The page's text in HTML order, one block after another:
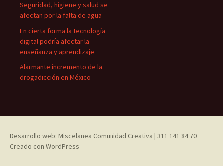
Seguridad, higiene y salud se
afectan por la falta de agua
En cierta forma la tecnología
digital podría afectar la
enseñanza y aprendizaje
Alarmante incremento de la
drogadicción en México
Desarrollo web: Miscelanea Comunidad Creativa | 311 141 84 70
Creado con WordPress